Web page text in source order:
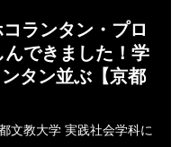
ランタン・プロ
できました！学
タン並ぶ【京都
文教大学 実践社会学科に